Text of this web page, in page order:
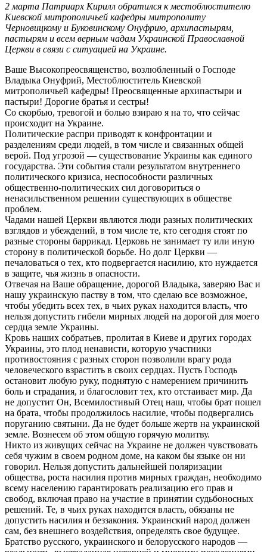
2 марта Патриарх Кирилл обратился к местоблюстителю
Киевской митрополичьей кафедры митрополиту
Черновицкому и Буковинскому Онуфрию, архипастырям,
пастырям и всем верным чадам Украинской Православной
Церкви в связи с ситуацией на Украине.
Ваше Высокопреосвященство, возлюбленный о Господе
Владыка Онуфрий, Местоблюститель Киевской
митрополичьей кафедры! Преосвященные архипастыри и
пастыри! Дорогие братья и сестры!
Со скорбью, тревогой и болью взираю я на то, что сейчас
происходит на Украине.
Политические распри приводят к конфронтации и
разделениям среди людей, в том числе и связанных общей
верой. Под угрозой — существование Украины как единого
государства. Эти события стали результатом внутреннего
политического кризиса, неспособности различных
общественно-политических сил договориться о
ненасильственном решении существующих в обществе
проблем.
Чадами нашей Церкви являются люди разных политических
взглядов и убеждений, в том числе те, кто сегодня стоят по
разные стороны баррикад. Церковь не занимает ту или иную
сторону в политической борьбе. Но долг Церкви —
печаловаться о тех, кто подвергается насилию, кто нуждается
в защите, чья жизнь в опасности.
Отвечая на Ваше обращение, дорогой Владыка, заверяю Вас и
нашу украинскую паству в том, что сделаю все возможное,
чтобы убедить всех тех, в чьих руках находится власть, что
нельзя допустить гибели мирных людей на дорогой для моего
сердца земле Украины.
Кровь наших собратьев, пролитая в Киеве и других городах
Украины, это плод ненависти, которую участники
противостояния с разных сторон позволили врагу рода
человеческого взрастить в своих сердцах. Пусть Господь
остановит любую руку, поднятую с намерением причинить
боль и страдания, и благословит тех, кто отстаивает мир. Да
не допустит Он, Всемилостивый Отец наш, чтобы брат пошел
на брата, чтобы продолжилось насилие, чтобы подвергались
поруганию святыни. Да не будет больше жертв на украинской
земле. Вознесем об этом общую горячую молитву.
Никто из живущих сейчас на Украине не должен чувствовать
себя чужим в своем родном доме, на каком бы языке он ни
говорил. Нельзя допустить дальнейшей поляризации
общества, роста насилия против мирных граждан, необходимо
всему населению гарантировать реализацию его прав и
свобод, включая право на участие в принятии судьбоносных
решений. Те, в чьих руках находится власть, обязаны не
допустить насилия и беззакония. Украинский народ должен
сам, без внешнего воздействия, определять свое будущее.
Братство русского, украинского и белорусского народов —